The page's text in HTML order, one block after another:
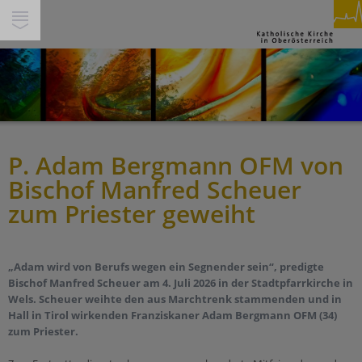
SUCHE
INHALTE
PFARREN
GLAUBEN & FEIERN
Spiritualität
Feiern
Beten
Pilgern
Begleiten
Berufen sein
THEMEN
Miteinander
Gesellschaft & Soziales
Werte
Schöpfung und Nachhaltigkeit
Tod & Trauer
SERVICE & HILFE
Über Uns
Jobs
Presse/Medien
Kirchenbeitrag
Pastorale Orte
Pfarren
Bildungshäuser
P. Adam Bergmann OFM von
Bischof Manfred Scheuer
zum Priester geweiht
„Adam wird von Berufs wegen ein Segnender sein“, predigte
Bischof Manfred Scheuer am 4. Juli 2026 in der Stadtpfarrkirche in
Wels. Scheuer weihte den aus Marchtrenk stammenden und in
Hall in Tirol wirkenden Franziskaner Adam Bergmann OFM (34)
zum Priester.